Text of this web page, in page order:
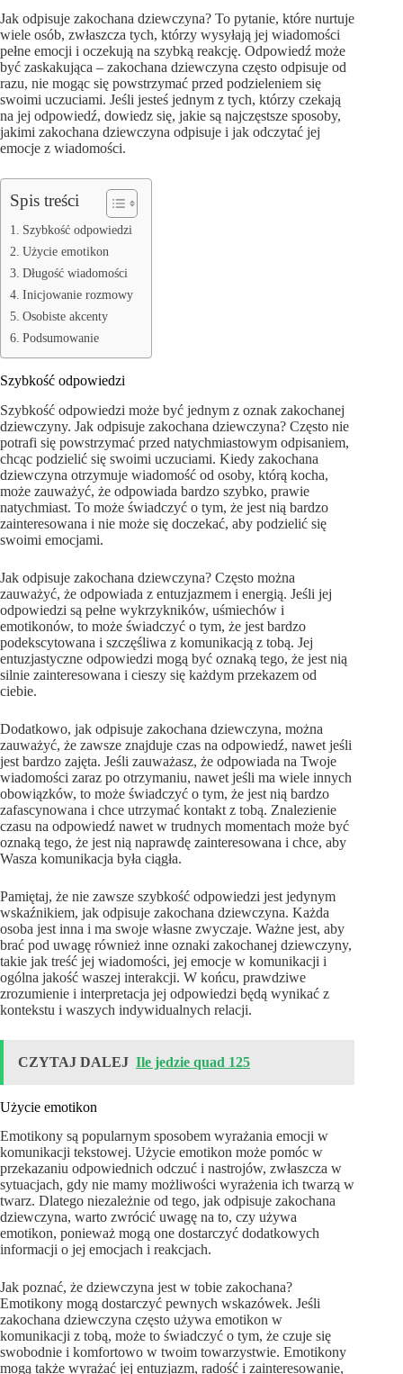
Jak odpisuje zakochana dziewczyna? To pytanie, które nurtuje
wiele osób, zwłaszcza tych, którzy wysyłają jej wiadomości
pełne emocji i oczekują na szybką reakcję. Odpowiedź może
być zaskakująca – zakochana dziewczyna często odpisuje od
razu, nie mogąc się powstrzymać przed podzieleniem się
swoimi uczuciami. Jeśli jesteś jednym z tych, którzy czekają
na jej odpowiedź, dowiedz się, jakie są najczęstsze sposoby,
jakimi zakochana dziewczyna odpisuje i jak odczytać jej
emocje z wiadomości.
Spis treści
Szybkość odpowiedzi
Użycie emotikon
Długość wiadomości
Inicjowanie rozmowy
Osobiste akcenty
Podsumowanie
Szybkość odpowiedzi
Szybkość odpowiedzi może być jednym z oznak zakochanej
dziewczyny. Jak odpisuje zakochana dziewczyna? Często nie
potrafi się powstrzymać przed natychmiastowym odpisaniem,
chcąc podzielić się swoimi uczuciami. Kiedy zakochana
dziewczyna otrzymuje wiadomość od osoby, którą kocha,
może zauważyć, że odpowiada bardzo szybko, prawie
natychmiast. To może świadczyć o tym, że jest nią bardzo
zainteresowana i nie może się doczekać, aby podzielić się
swoimi emocjami.
Jak odpisuje zakochana dziewczyna? Często można
zauważyć, że odpowiada z entuzjazmem i energią. Jeśli jej
odpowiedzi są pełne wykrzykników, uśmiechów i
emotikonów, to może świadczyć o tym, że jest bardzo
podekscytowana i szczęśliwa z komunikacją z tobą. Jej
entuzjastyczne odpowiedzi mogą być oznaką tego, że jest nią
silnie zainteresowana i cieszy się każdym przekazem od
ciebie.
Dodatkowo, jak odpisuje zakochana dziewczyna, można
zauważyć, że zawsze znajduje czas na odpowiedź, nawet jeśli
jest bardzo zajęta. Jeśli zauważasz, że odpowiada na Twoje
wiadomości zaraz po otrzymaniu, nawet jeśli ma wiele innych
obowiązków, to może świadczyć o tym, że jest nią bardzo
zafascynowana i chce utrzymać kontakt z tobą. Znalezienie
czasu na odpowiedź nawet w trudnych momentach może być
oznaką tego, że jest nią naprawdę zainteresowana i chce, aby
Wasza komunikacja była ciągła.
Pamiętaj, że nie zawsze szybkość odpowiedzi jest jedynym
wskaźnikiem, jak odpisuje zakochana dziewczyna. Każda
osoba jest inna i ma swoje własne zwyczaje. Ważne jest, aby
brać pod uwagę również inne oznaki zakochanej dziewczyny,
takie jak treść jej wiadomości, jej emocje w komunikacji i
ogólna jakość waszej interakcji. W końcu, prawdziwe
zrozumienie i interpretacja jej odpowiedzi będą wynikać z
kontekstu i waszych indywidualnych relacji.
CZYTAJ DALEJ Ile jedzie quad 125
Użycie emotikon
Emotikony są popularnym sposobem wyrażania emocji w
komunikacji tekstowej. Użycie emotikon może pomóc w
przekazaniu odpowiednich odczuć i nastrojów, zwłaszcza w
sytuacjach, gdy nie mamy możliwości wyrażenia ich twarzą w
twarz. Dlatego niezależnie od tego, jak odpisuje zakochana
dziewczyna, warto zwrócić uwagę na to, czy używa
emotikon, ponieważ mogą one dostarczyć dodatkowych
informacji o jej emocjach i reakcjach.
Jak poznać, że dziewczyna jest w tobie zakochana?
Emotikony mogą dostarczyć pewnych wskazówek. Jeśli
zakochana dziewczyna często używa emotikon w
komunikacji z tobą, może to świadczyć o tym, że czuje się
swobodnie i komfortowo w twoim towarzystwie. Emotikony
mogą także wyrażać jej entuzjazm, radość i zainteresowanie,